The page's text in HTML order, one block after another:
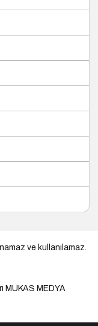
ve kullanılamaz.
MUKAS MEDYA